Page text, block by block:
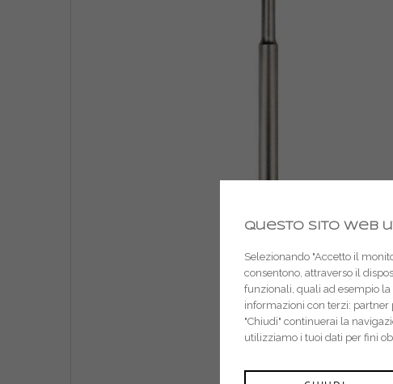
Questo sito web
Selezionando "Accetto il
consentono, attraverso il
funzionali, quali ad esempio
informazioni con terzi:
"Chiudi" continuerai la
utilizziamo i tuoi dati per fini